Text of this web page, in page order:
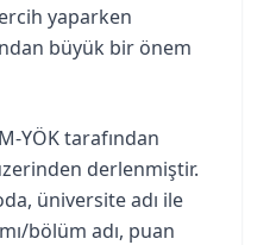
yaparken
büyük bir önem
YÖK tarafından
derlenmiştir.
üniversite adı ile
bölüm adı, puan